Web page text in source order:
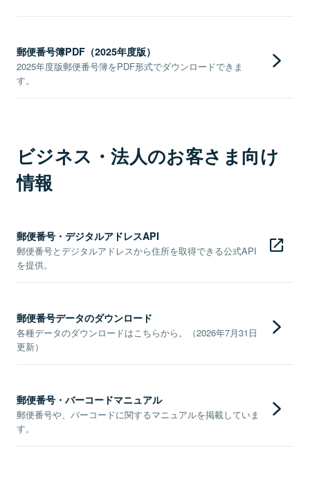
郵便番号簿PDF（2025年度版）
2025年度版郵便番号簿をPDF形式でダウンロードできま
す。
ビジネス・法人のお客さま向け
情報
郵便番号・デジタルアドレスAPI
郵便番号とデジタルアドレスから住所を取得できる公式API
を提供。
郵便番号データのダウンロード
各種データのダウンロードはこちらから。（2026年7月31日
更新）
郵便番号・バーコードマニュアル
郵便番号や、バーコードに関するマニュアルを掲載していま
す。